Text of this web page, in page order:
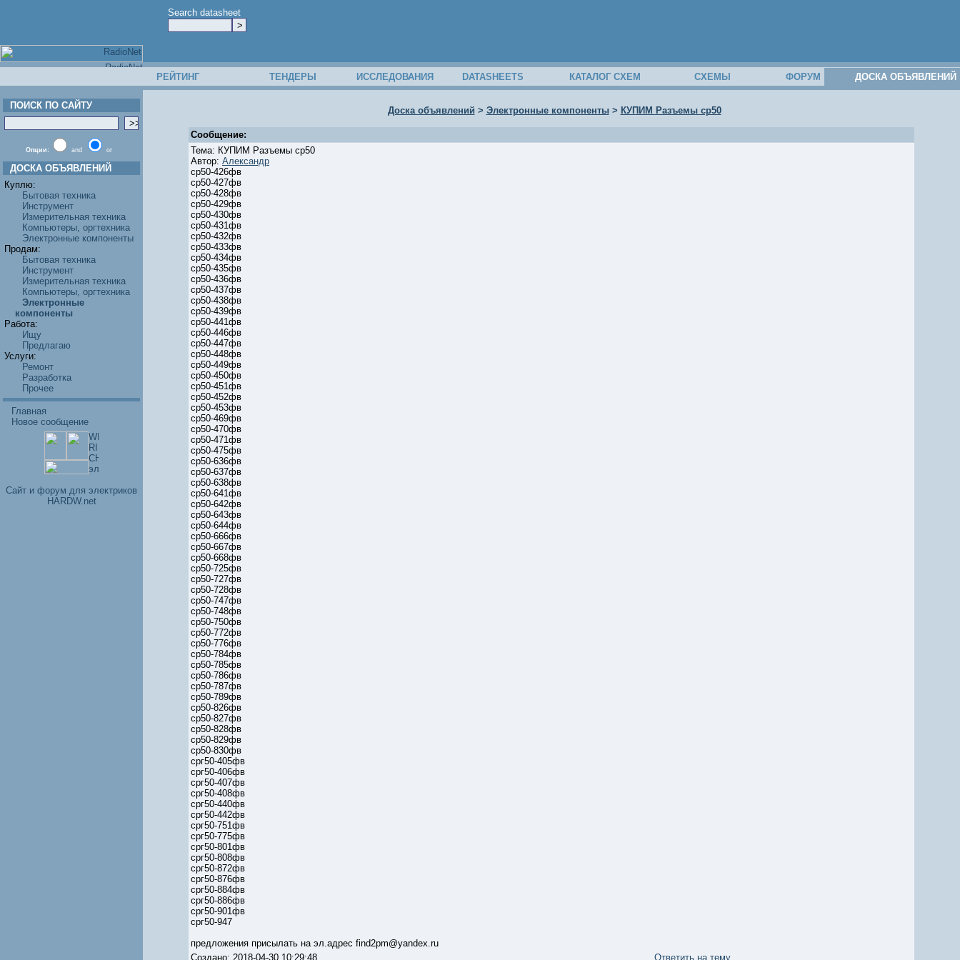
Search datasheet
РЕЙТИНГ ТЕНДЕРЫ ИССЛЕДОВАНИЯ DATASHEETS КАТАЛОГ СХЕМ СХЕМЫ ФОРУМ ДОСКА ОБЪЯВЛЕНИЙ
ПОИСК ПО САЙТУ
Опции: and or
ДОСКА ОБЪЯВЛЕНИЙ
Куплю:
Бытовая техника
Инструмент
Измерительная техника
Компьютеры, оргтехника
Электронные компоненты
Продам:
Бытовая техника
Инструмент
Измерительная техника
Компьютеры, оргтехника
Электронные
компоненты
Работа:
Ищу
Предлагаю
Услуги:
Ремонт
Разработка
Прочее
Главная
Новое сообщение
Cайт и форум для электриков
HARDW.net
Доска объявлений > Электронные компоненты> КУПИМ Разъемы ср50
Сообщение:
Тема: КУПИМ Разъемы ср50
Автор: Александр
ср50-426фв
ср50-427фв
ср50-428фв
ср50-429фв
ср50-430фв
ср50-431фв
ср50-432фв
ср50-433фв
ср50-434фв
ср50-435фв
ср50-436фв
ср50-437фв
ср50-438фв
ср50-439фв
ср50-441фв
ср50-446фв
ср50-447фв
ср50-448фв
ср50-449фв
ср50-450фв
ср50-451фв
ср50-452фв
ср50-453фв
ср50-469фв
ср50-470фв
ср50-471фв
ср50-475фв
ср50-636фв
ср50-637фв
ср50-638фв
ср50-641фв
ср50-642фв
ср50-643фв
ср50-644фв
ср50-666фв
ср50-667фв
ср50-668фв
ср50-725фв
ср50-727фв
ср50-728фв
ср50-747фв
ср50-748фв
ср50-750фв
ср50-772фв
ср50-776фв
ср50-784фв
ср50-785фв
ср50-786фв
ср50-787фв
ср50-789фв
ср50-826фв
ср50-827фв
ср50-828фв
ср50-829фв
ср50-830фв
срг50-405фв
срг50-406фв
срг50-407фв
срг50-408фв
срг50-440фв
срг50-442фв
срг50-751фв
срг50-775фв
срг50-801фв
срг50-808фв
срг50-872фв
срг50-876фв
срг50-884фв
срг50-886фв
срг50-901фв
срг50-947
предложения присылать на эл.адрес find2pm@yandex.ru
Создано: 2018-04-30 10:29:48
Ответить на тему